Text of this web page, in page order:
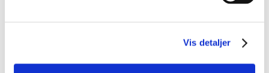
Vis detaljer
bidprob